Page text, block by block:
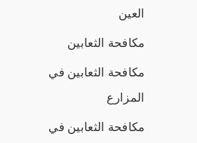
العين
مكافحة الثعابين
مكافحة الثعابين في
المزارع
مكافحة الثعابين في